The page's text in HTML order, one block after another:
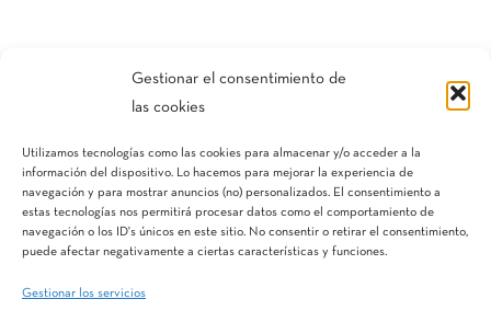
Gestionar el consentimiento de
las cookies
Utilizamos tecnologías como las cookies para almacenar y/o acceder a la
información del dispositivo. Lo hacemos para mejorar la experiencia de
navegación y para mostrar anuncios (no) personalizados. El consentimiento a
estas tecnologías nos permitirá procesar datos como el comportamiento de
navegación o los ID's únicos en este sitio. No consentir o retirar el consentimiento,
puede afectar negativamente a ciertas características y funciones.
Gestionar los servicios